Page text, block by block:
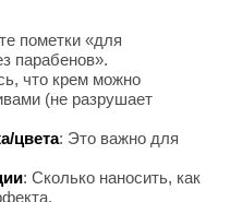
пометки «для
парабенов».
что крем можно
(не разрушает
цвета: Это важно для
: Сколько наносить, как